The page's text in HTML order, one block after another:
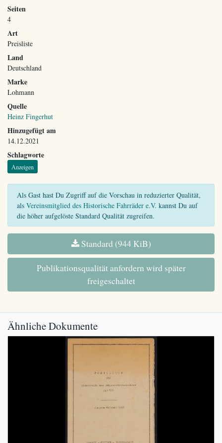
Seiten
4
Art
Preisliste
Land
Deutschland
Marke
Lohmann
Quelle
Heinz Fingerhut
Hinzugefügt am
14.12.2021
Schlagworte
Anzeigen
Als Gast hast Du Zugriff auf die Vorschau in reduzierter Qualität,
als Vereinsmitglied des Historische Fahrräder e.V. kannst Du auf
die höher aufgelöste Standard Qualität zugreifen.
Standard (944 KiB)
Publikationsqualität anfordern wird später
freigeschaltet
Ähnliche Dokumente